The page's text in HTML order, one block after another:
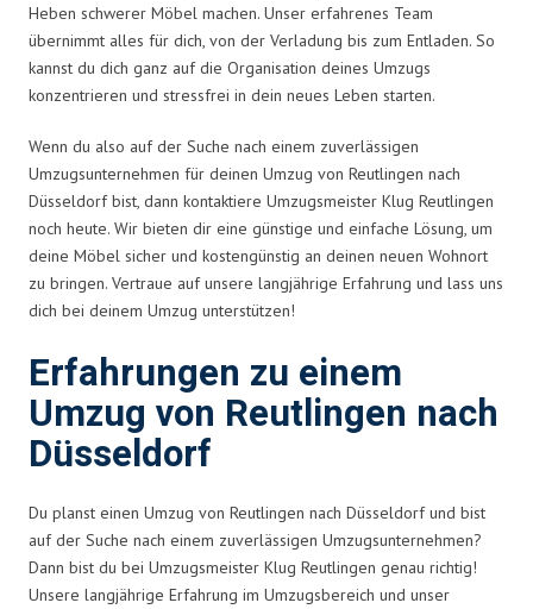
Heben schwerer Möbel machen. Unser erfahrenes Team
übernimmt alles für dich, von der Verladung bis zum Entladen. So
kannst du dich ganz auf die Organisation deines Umzugs
konzentrieren und stressfrei in dein neues Leben starten.
Wenn du also auf der Suche nach einem zuverlässigen
Umzugsunternehmen für deinen Umzug von Reutlingen nach
Düsseldorf bist, dann kontaktiere Umzugsmeister Klug Reutlingen
noch heute. Wir bieten dir eine günstige und einfache Lösung, um
deine Möbel sicher und kostengünstig an deinen neuen Wohnort
zu bringen. Vertraue auf unsere langjährige Erfahrung und lass uns
dich bei deinem Umzug unterstützen!
Erfahrungen zu einem
Umzug von Reutlingen nach
Düsseldorf
Du planst einen Umzug von Reutlingen nach Düsseldorf und bist
auf der Suche nach einem zuverlässigen Umzugsunternehmen?
Dann bist du bei Umzugsmeister Klug Reutlingen genau richtig!
Unsere langjährige Erfahrung im Umzugsbereich und unser